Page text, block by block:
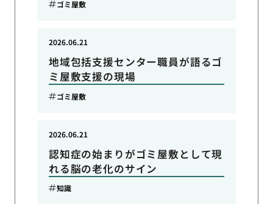
ゴミ屋敷
地域包括支援センター職員が語るゴ
ミ屋敷支援の現場
2026.06.21
ゴミ屋敷
認知症の始まりがゴミ屋敷として現
れる脳の老化のサイン
2026.06.21
知識